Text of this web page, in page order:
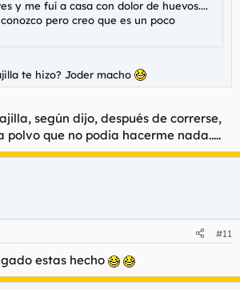
y me fuí a casa con dolor de huevos....
pero creo que es un poco
te hizo? Joder macho
según dijo, después de correrse,
polvo que no podia hacerme nada.....
#11
estas hecho